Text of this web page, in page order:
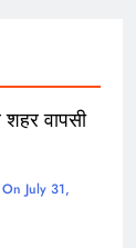
वापसी
July 31,